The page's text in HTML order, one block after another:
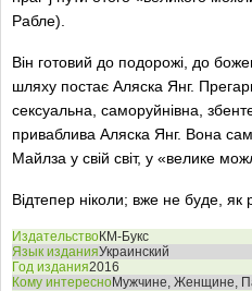
Рабле).
Він готовий до подорожі, до
шляху постає Аляска Янг.
сексуальна, саморуйнівна,
приваблива Аляска Янг. Вона
Майлза у свій світ, у «велике
Відтепер ніколи; вже не буде, як
ИздательствоКМ-Букс
Язык изданияУкраинский
Год издания2016
Кому интересноМужчине, Женщине,